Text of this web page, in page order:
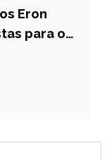
Eron
para o